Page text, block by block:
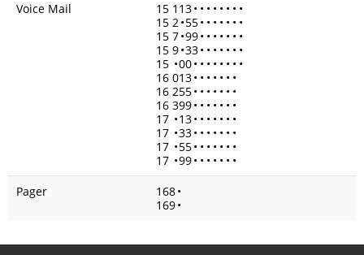
Voice Mail
15 113• • • • • • • •
15 2•55• • • • • • •
15 7•99• • • • • • •
15 9•33• • • • • • •
15 •00• • • • • • • •
16 013• • • • • • •
16 255• • • • • • •
16 399• • • • • • •
17 •13• • • • • • •
17 •33• • • • • • •
17 •55• • • • • • •
17 •99• • • • • • •
Pager
168•
169•